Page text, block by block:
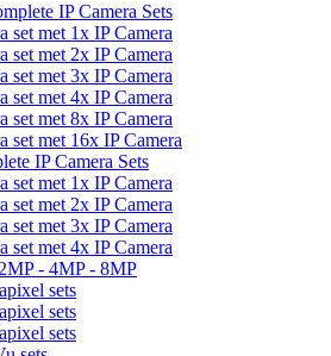
IP Camera Sets
set met 1x IP Camera
set met 2x IP Camera
set met 3x IP Camera
set met 4x IP Camera
set met 8x IP Camera
set met 16x IP Camera
IP Camera Sets
set met 1x IP Camera
set met 2x IP Camera
set met 3x IP Camera
set met 4x IP Camera
- 4MP - 8MP
sets
sets
sets